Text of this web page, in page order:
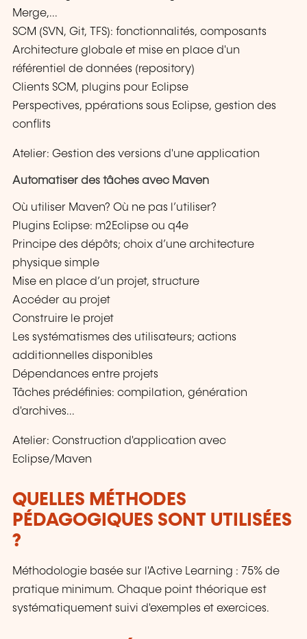
Merge,...
SCM (SVN, Git, TFS): fonctionnalités, composants
Architecture globale et mise en place d'un
référentiel de données (repository)
Clients SCM, plugins pour Eclipse
Perspectives, ppérations sous Eclipse, gestion des
conflits
Atelier: Gestion des versions d'une application
Automatiser des tâches avec Maven
Où utiliser Maven? Où ne pas l’utiliser?
Plugins Eclipse: m2Eclipse ou q4e
Principe des dépôts; choix d’une architecture
physique simple
Mise en place d’un projet, structure
Accéder au projet
Construire le projet
Les systématismes des utilisateurs; actions
additionnelles disponibles
Dépendances entre projets
Tâches prédéfinies: compilation, génération
d'archives...
Atelier: Construction d'application avec
Eclipse/Maven
QUELLES MÉTHODES
PÉDAGOGIQUES SONT UTILISÉES
?
Méthodologie basée sur l'Active Learning : 75% de
pratique minimum. Chaque point théorique est
systématiquement suivi d'exemples et exercices.